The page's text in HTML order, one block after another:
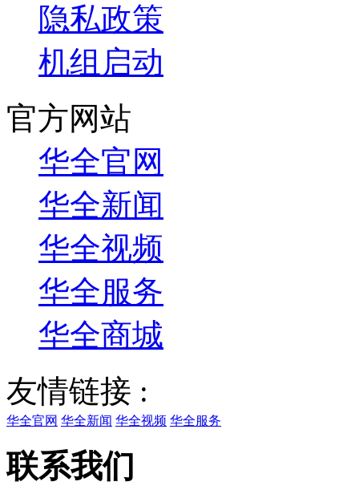
隐私政策
机组启动
官方网站
华全官网
华全新闻
华全视频
华全服务
华全商城
友情链接 :
华全官网 华全新闻 华全视频 华全服务
联系我们